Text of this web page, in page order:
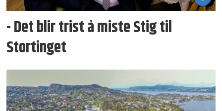
- Det blir trist å miste Stig til
Stortinget